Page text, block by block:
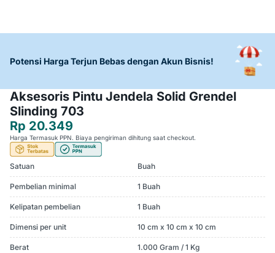
Potensi Harga Terjun Bebas dengan Akun Bisnis!
Aksesoris Pintu Jendela Solid Grendel
Slinding 703
Rp 20.349
Harga Termasuk PPN. Biaya pengiriman dihitung saat checkout.
Satuan Buah
Pembelian minimal 1 Buah
Kelipatan pembelian 1 Buah
Dimensi per unit 10 cm x 10 cm x 10 cm
Berat 1.000 Gram / 1 Kg